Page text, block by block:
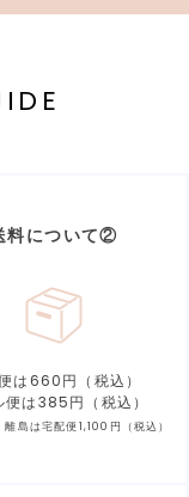
料について②
は660円（税込）
便は385円（税込）
島は宅配便1,100円（税込）